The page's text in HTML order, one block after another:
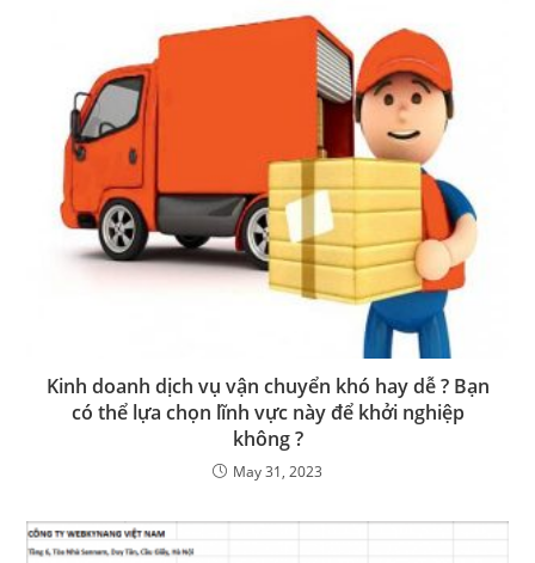
Kinh doanh dịch vụ vận chuyển khó hay dễ ? Bạn
có thể lựa chọn lĩnh vực này để khởi nghiệp
không ?
May 31, 2023